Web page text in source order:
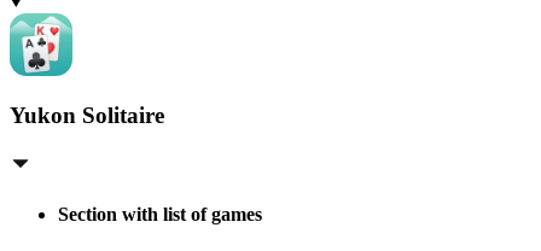
Yukon Solitaire
Section with list of games